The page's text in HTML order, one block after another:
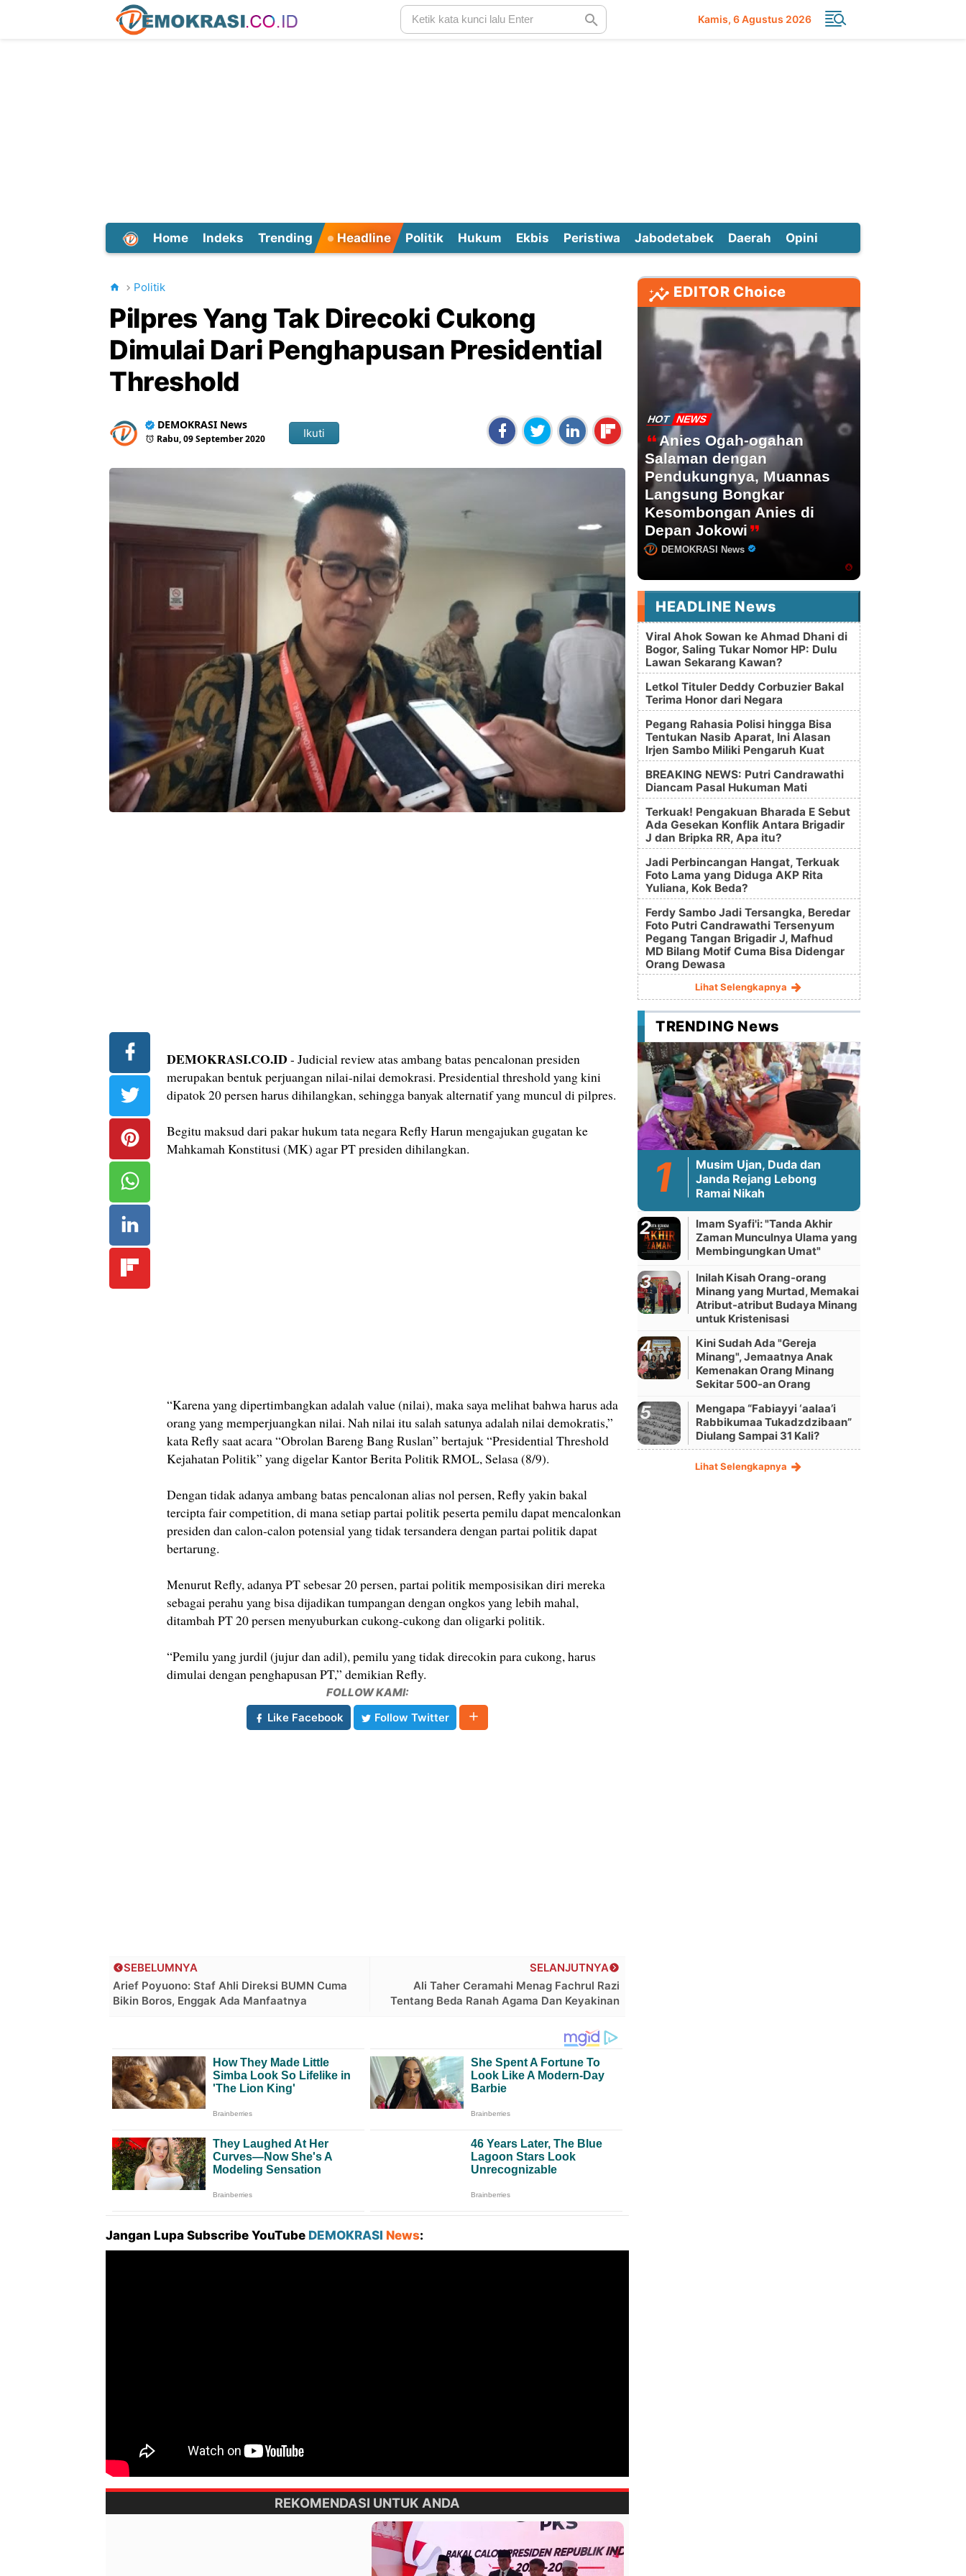
Kamis 6 Agustus 2026
Home Indeks Trending Headline Politik Hukum Ekbis Peristiwa Jabodetabek Daerah Opini
Politik
Pilpres Yang Tak Direcoki Cukong
Dimulai Dari Penghapusan Presidential
Threshold
DEMOKRASI News
Rabu, 09 September 2020 Ikuti
DEMOKRASI.CO.ID - Judicial review atas ambang batas pencalonan presiden
merupakan bentuk perjuangan nilai-nilai demokrasi. Presidential threshold yang kini
dipatok 20 persen harus dihilangkan, sehingga banyak alternatif yang muncul di pilpres.
Begitu maksud dari pakar hukum tata negara Refly Harun mengajukan gugatan ke
Mahkamah Konstitusi (MK) agar PT presiden dihilangkan.
“Karena yang dipertimbangkan adalah value (nilai), maka saya melihat bahwa harus ada
orang yang memperjuangkan nilai. Nah nilai itu salah satunya adalah nilai demokratis,”
kata Refly saat acara “Obrolan Bareng Bang Ruslan” bertajuk “Presidential Threshold
Kejahatan Politik” yang digelar Kantor Berita Politik RMOL, Selasa (8/9).
Dengan tidak adanya ambang batas pencalonan alias nol persen, Refly yakin bakal
tercipta fair competition, di mana setiap partai politik peserta pemilu dapat mencalonkan
presiden dan calon-calon potensial yang tidak tersandera dengan partai politik dapat
bertarung.
Menurut Refly, adanya PT sebesar 20 persen, partai politik memposisikan diri mereka
sebagai perahu yang bisa dijadikan tumpangan dengan ongkos yang lebih mahal,
ditambah PT 20 persen menyuburkan cukong-cukong dan oligarki politik.
“Pemilu yang jurdil (jujur dan adil), pemilu yang tidak direcokin para cukong, harus
dimulai dengan penghapusan PT,” demikian Refly.
FOLLOW KAMI:
Like Facebook
Follow Twitter
SELANJUTNYA
Ali Taher Ceramahi Menag Fachrul Razi
Tentang Beda Ranah Agama Dan Keyakinan
SEBELUMNYA
Arief Poyuono: Staf Ahli Direksi BUMN Cuma
Bikin Boros, Enggak Ada Manfaatnya
Jangan Lupa Subscribe YouTube DEMOKRASI News:
REKOMENDASI UNTUK ANDA
EDITOR Choice
HOT NEWS
Anies Ogah-ogahan
Salaman dengan
Pendukungnya, Muannas
Langsung Bongkar
Kesombongan Anies di
Depan Jokowi
DEMOKRASI News
HEADLINE News
Viral Ahok Sowan ke Ahmad Dhani di
Bogor, Saling Tukar Nomor HP: Dulu
Lawan Sekarang Kawan?
Letkol Tituler Deddy Corbuzier Bakal
Terima Honor dari Negara
Pegang Rahasia Polisi hingga Bisa
Tentukan Nasib Aparat, Ini Alasan
Irjen Sambo Miliki Pengaruh Kuat
BREAKING NEWS: Putri Candrawathi
Diancam Pasal Hukuman Mati
Terkuak! Pengakuan Bharada E Sebut
Ada Gesekan Konflik Antara Brigadir
J dan Bripka RR, Apa itu?
Jadi Perbincangan Hangat, Terkuak
Foto Lama yang Diduga AKP Rita
Yuliana, Kok Beda?
Ferdy Sambo Jadi Tersangka, Beredar
Foto Putri Candrawathi Tersenyum
Pegang Tangan Brigadir J, Mafhud
MD Bilang Motif Cuma Bisa Didengar
Orang Dewasa
Lihat Selengkapnya
TRENDING News
Musim Ujan, Duda dan
Janda Rejang Lebong
Ramai Nikah
Imam Syafi'i: "Tanda Akhir
Zaman Munculnya Ulama yang
Membingungkan Umat"
Inilah Kisah Orang-orang
Minang yang Murtad, Memakai
Atribut-atribut Budaya Minang
untuk Kristenisasi
Kini Sudah Ada "Gereja
Minang", Jemaatnya Anak
Kemenakan Orang Minang
Sekitar 500-an Orang
Mengapa “Fabiayyi ‘aalaa’i
Rabbikumaa Tukadzdzibaan”
Diulang Sampai 31 Kali?
Lihat Selengkapnya